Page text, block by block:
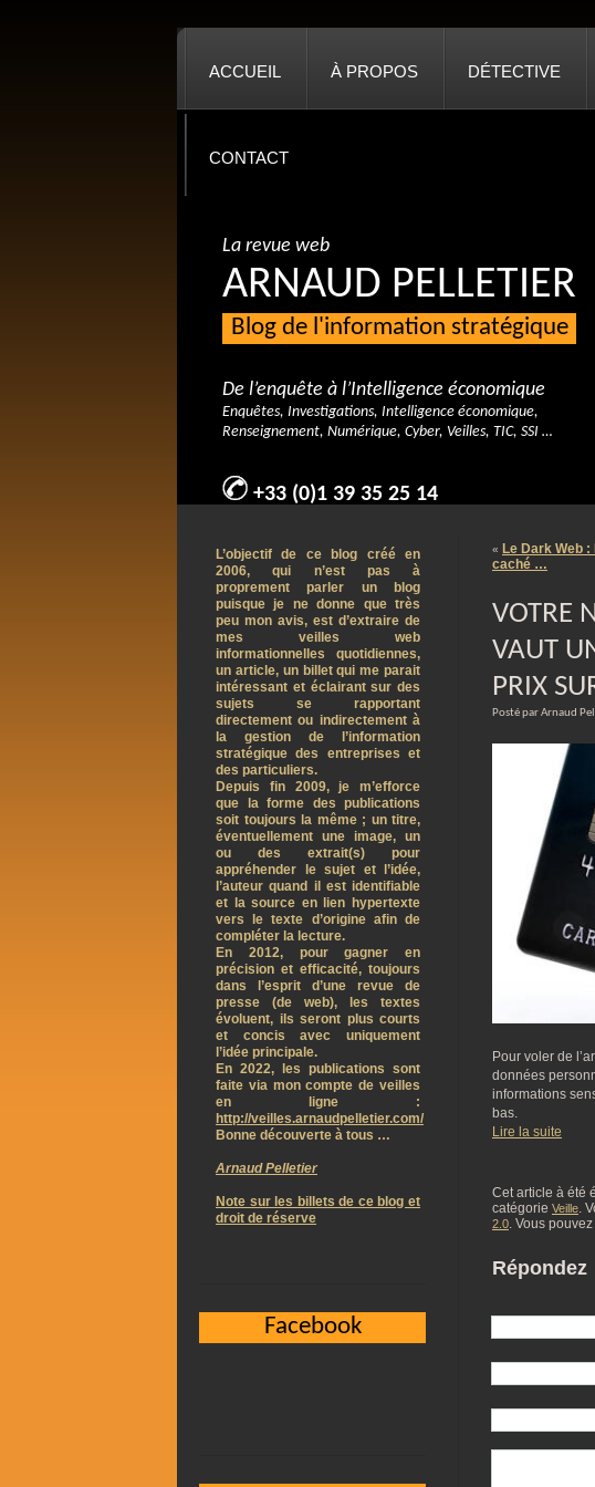
ACCUEIL À PROPOS DÉTECTIVE
CONTACT
La revue web
ARNAUD PELLETIER
Blog de l'information stratégique
De l’enquête à l’Intelligence économique
Enquêtes, Investigations, Intelligence économique,
Renseignement, Numérique, Cyber, Veilles, TIC, SSI …
+33 (0)1 39 35 25 14
« Le Dark Web
caché …
VOTRE
VAUT
PRIX
Posté par Arnaud
Pour voler de
données
informations
bas.
Lire la suite
Cet article à été
catégorie Veille.
2.0. Vous pouvez
Répondez
L’objectif de ce blog créé en
2006, qui n’est pas à
proprement parler un blog
puisque je ne donne que très
peu mon avis, est d’extraire de
mes veilles web
informationnelles quotidiennes,
un article, un billet qui me parait
intéressant et éclairant sur des
sujets se rapportant
directement ou indirectement à
la gestion de l’information
stratégique des entreprises et
des particuliers.
Depuis fin 2009, je m’efforce
que la forme des publications
soit toujours la même ; un titre,
éventuellement une image, un
ou des extrait(s) pour
appréhender le sujet et l’idée,
l’auteur quand il est identifiable
et la source en lien hypertexte
vers le texte d’origine afin de
compléter la lecture.
En 2012, pour gagner en
précision et efficacité, toujours
dans l’esprit d’une revue de
presse (de web), les textes
évoluent, ils seront plus courts
et concis avec uniquement
l’idée principale.
En 2022, les publications sont
faite via mon compte de veilles
en ligne :
http://veilles.arnaudpelletier.com/
Bonne découverte à tous …
Arnaud Pelletier
Note sur les billets de ce blog et
droit de réserve
Facebook